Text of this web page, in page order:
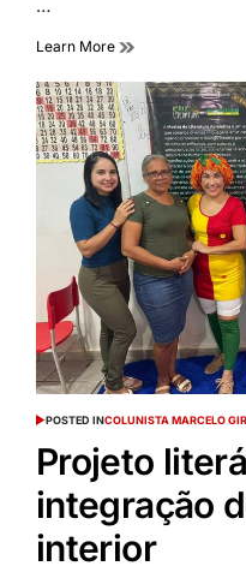
…
Learn More
POSTED INCOLUNISTA MARCELO
Projeto
integração
interior